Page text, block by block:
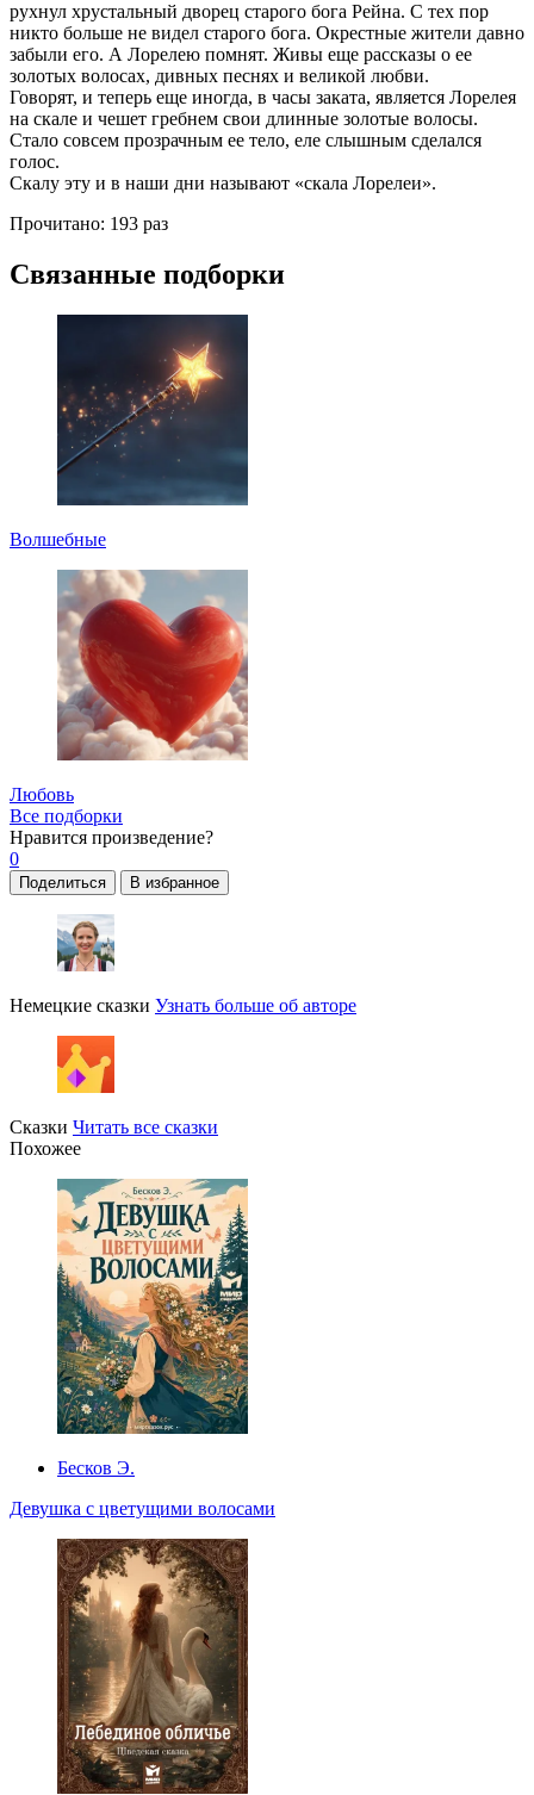
рухнул хрустальный дворец старого бога Рейна. С тех пор
никто больше не видел старого бога. Окрестные жители давно
забыли его. А Лорелею помнят. Живы еще рассказы о ее
золотых волосах, дивных песнях и великой любви.
Говорят, и теперь еще иногда, в часы заката, является Лорелея
на скале и чешет гребнем свои длинные золотые волосы.
Стало совсем прозрачным ее тело, еле слышным сделался
голос.
Скалу эту и в наши дни называют «скала Лорелеи».
Прочитано: 193 раз
Связанные подборки
Волшебные
Любовь
Все подборки
Нравится произведение?
0
Поделиться В избранное
Немецкие сказки Узнать больше об авторе
Сказки Читать все сказки
Похожее
Бесков Э.
Девушка с цветущими волосами